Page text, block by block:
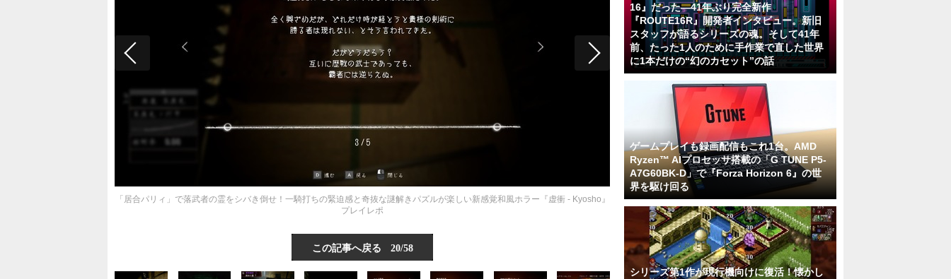
「居合パリィ」で落武者の霊をシバき倒せ！一騎打ちの緊迫感と奇抜な謎解きパズルが楽しい新感覚和風ホラー『虚衝 - Kyosho』
プレイレポ
この記事へ戻る 20/58
16』だった―41年ぶり完全新作
『ROUTE16R』開発者インタビュー。新旧
スタッフが語るシリーズの魂。そして41年
前、たった1人のために手作業で直した世界
に1本だけの“幻のカセット”の話
ゲームプレイも録画配信もこれ1台。AMD
Ryzen™ AIプロセッサ搭載の「G TUNE P5-
A7G60BK-D」で『Forza Horizon 6』の世
界を駆け回る
シリーズ第1作が現行機向けに復活！懐かし